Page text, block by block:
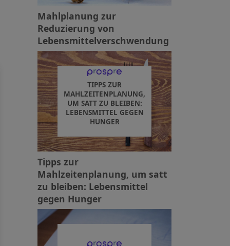
Mahlplanung zur
Reduzierung von
Lebensmittelverschwendung
TIPPS ZUR
MAHLZEITENPLANUNG,
UM SATT ZU BLEIBEN:
LEBENSMITTEL GEGEN
HUNGER
Tipps zur
Mahlzeitenplanung, um satt
zu bleiben: Lebensmittel
gegen Hunger